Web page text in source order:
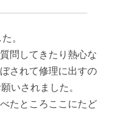
。
問してきたり熱心な
されて修理に出すの
いされました。
たところここにたど